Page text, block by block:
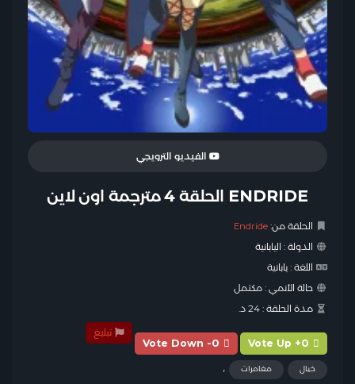
الفيديو الترويجي
ENDRIDE الحلقة 4 مترجمة اون لاين
الحلقة من:Endride
الدولة : اليابانية
اللغة :يابانية
حالة الأنمي :مكتمل
مدة الحلقة :24 د.
Vote Up +0
Vote Down -0
تبليغ
خيال مغامرات